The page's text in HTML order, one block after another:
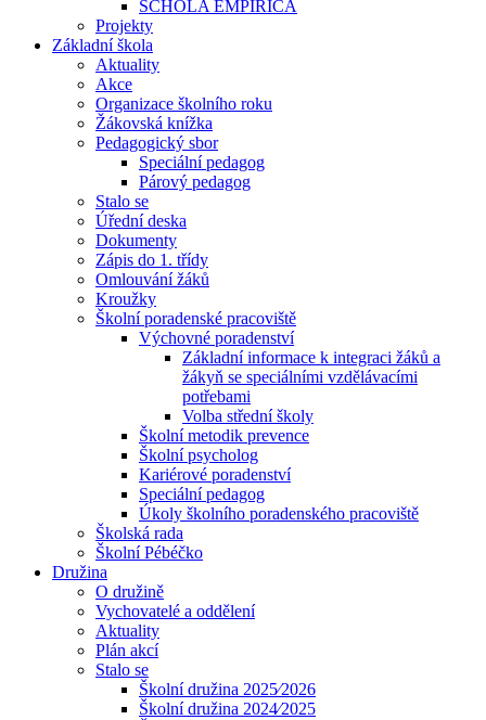
SCHOLA EMPIRICA
Projekty
Základní škola
Aktuality
Akce
Organizace školního roku
Žákovská knížka
Pedagogický sbor
Speciální pedagog
Párový pedagog
Stalo se
Úřední deska
Dokumenty
Zápis do 1. třídy
Omlouvání žáků
Kroužky
Školní poradenské pracoviště
Výchovné poradenství
Základní informace k integraci žáků a
žákyň se speciálními vzdělávacími
potřebami
Volba střední školy
Školní metodik prevence
Školní psycholog
Kariérové poradenství
Speciální pedagog
Úkoly školního poradenského pracoviště
Školská rada
Školní Pébéčko
Družina
O družině
Vychovatelé a oddělení
Aktuality
Plán akcí
Stalo se
Školní družina 2025⁄2026
Školní družina 2024⁄2025